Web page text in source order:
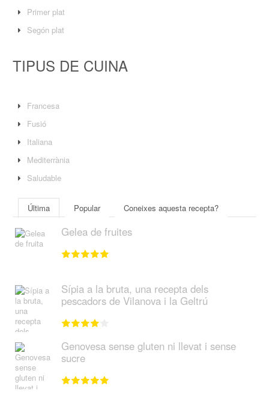
Primer plat
Segón plat
TIPUS DE CUINA
Francesa
Fusió
Italiana
Mediterrània
Saludable
Última Popular Coneixes aquesta recepta?
Gelea de fruites
Sípia a la bruta, una recepta dels
pescadors de Vilanova i la Geltrú
Genovesa sense gluten ni llevat i sense
sucre